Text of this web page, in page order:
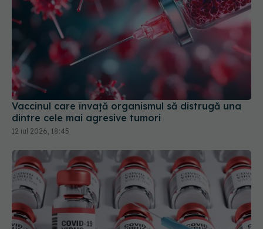
Vaccinul care învață organismul să distrugă una
dintre cele mai agresive tumori
12 iul 2026, 18:45